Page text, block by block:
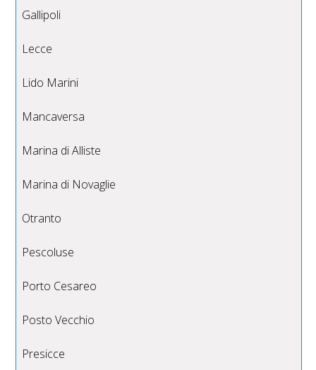
Gallipoli
Lecce
Lido Marini
Mancaversa
Marina di Alliste
Marina di Novaglie
Otranto
Pescoluse
Porto Cesareo
Posto Vecchio
Presicce